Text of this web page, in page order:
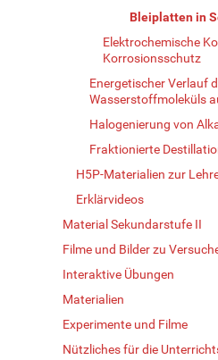
Bleiplatten in
Elektrochemische
Korrosionsschutz
Energetischer Verlauf
Wasserstoffmoleküls
Halogenierung von
Fraktionierte
H5P-Materialien zur
Erklärvideos
Material Sekundarstufe II
Filme und Bilder zu
Interaktive Übungen
Materialien
Experimente und Filme
Nützliches für die